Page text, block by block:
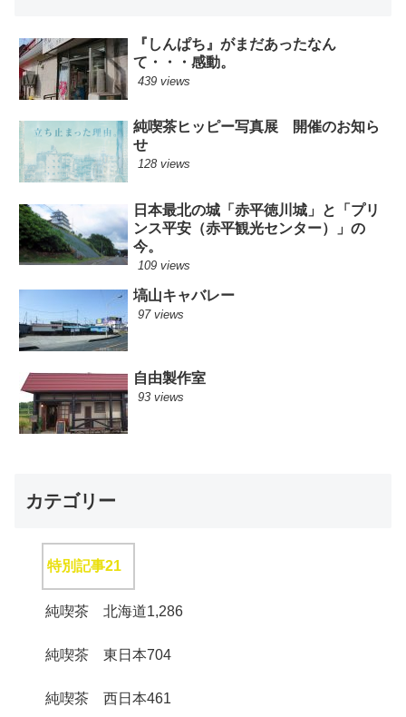
『しんぱち』がまだあったなん
て・・・感動。
439 views
純喫茶ヒッピー写真展 開催のお知ら
せ
128 views
日本最北の城「赤平徳川城」と「プリ
ンス平安（赤平観光センター）」の
今。
109 views
塙山キャバレー
97 views
自由製作室
93 views
カテゴリー
特別記事21
純喫茶 北海道1,286
純喫茶 東日本704
純喫茶 西日本461